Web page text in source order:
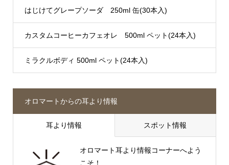
はじけてグレープソーダ 250ml 缶(30本入)
カスタムコーヒーカフェオレ 500ml ペット(24本入)
ミラクルボディ 500ml ペット(24本入)
オロマートからの耳より情報
耳より情報 スポット情報
オロマート耳より情報コーナーへよう
こそ！